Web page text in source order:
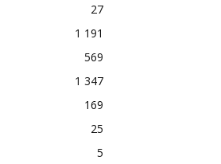
27
1 191
569
1 347
169
25
5